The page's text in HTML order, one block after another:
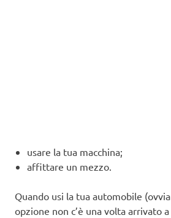
usare la tua macchina;
affittare un mezzo.
Quando usi la tua automobile
opzione non c’è una volta arrivato a